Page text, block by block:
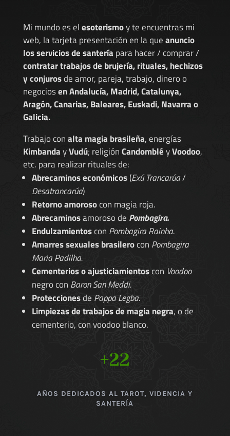
Mi mundo es elesoterismoy te encuentras mi
web, la tarjeta presentación en la queanuncio
los servicios de santería para hacer / comprar /
contratar trabajos de brujería, rituales, hechizos
y conjurosde amor, pareja, trabajo, dinero o
negociosen Andalucía, Madrid, Catalunya,
Aragón, Canarias, Baleares, Euskadi, Navarra o
Galicia.
Trabajo conalta magia brasileña, energías
KimbandayVudú; religiónCandombléyVoodoo,
etc. para realizar rituales de:
Abrecaminos económicos(Exú Trancarúa/
Desatrancarúa)
Retorno amorosocon magia roja.
Abrecaminosamoroso de Pombagira.
Endulzamientoscon Pombagira Rainha.
Amarres sexuales brasilerocon Pombagira
Maria Padilha.
Cementerios o ajusticiamientoscon Voodoo
negro con Baron San Meddi.
Proteccionesde Pappa Legba.
Limpiezas de trabajos de magia negra, o de
cementerio, con voodoo blanco.
+22
AÑOS DEDICADOS AL TAROT, VIDENCIA Y
SANTERÍA